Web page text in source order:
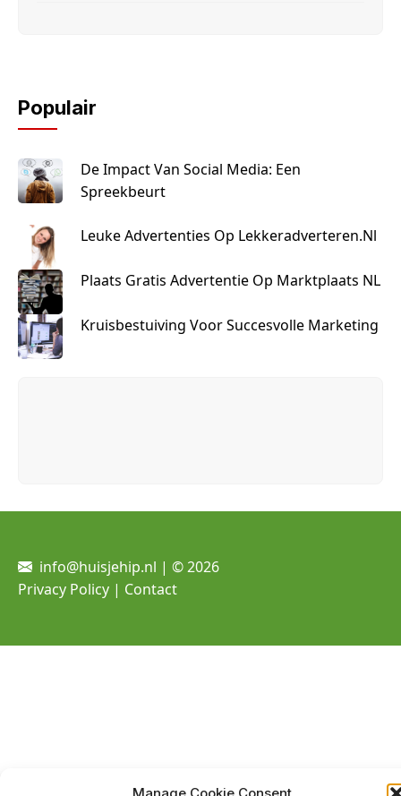
Populair
De Impact Van Social Media: Een
Spreekbeurt
Leuke Advertenties Op Lekkeradverteren.nl
Plaats Gratis Advertentie Op Marktplaats NL
Kruisbestuiving Voor Succesvolle Marketing
info@huisjehip.nl | © 2026
Privacy Policy | Contact